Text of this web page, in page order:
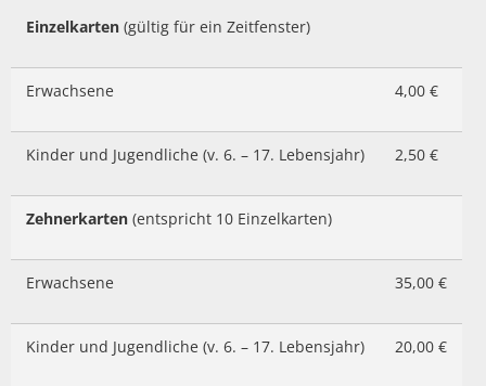
Einzelkarten (gültig für ein Zeitfenster)
Erwachsene 4,00 €
Kinder und Jugendliche (v. 6. – 17. Lebensjahr) 2,50 €
Zehnerkarten (entspricht 10 Einzelkarten)
Erwachsene 35,00 €
Kinder und Jugendliche (v. 6. – 17. Lebensjahr) 20,00 €